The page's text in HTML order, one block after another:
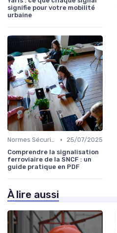
signifie pour votre mobilité
urbaine
Normes Sécurité •
25/07/2025
Comprendre la signalisation
ferroviaire de la SNCF : un
guide pratique en PDF
À lire aussi